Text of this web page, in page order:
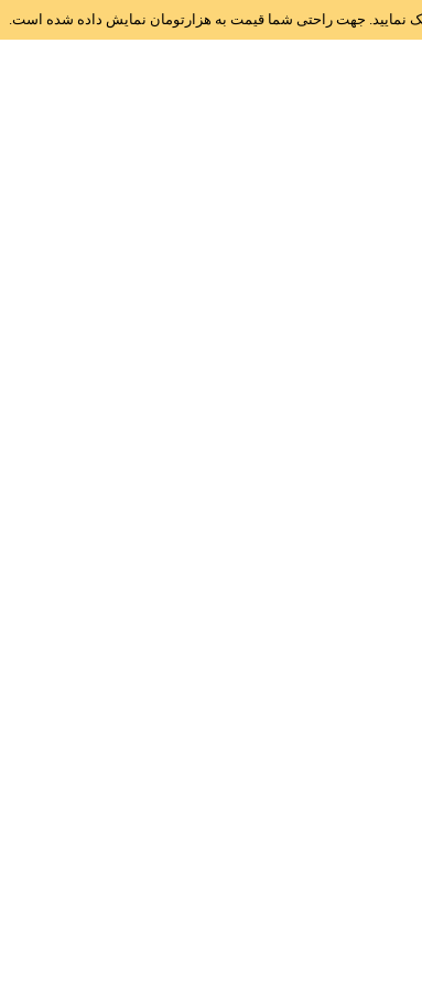
نمایید. جهت راحتی شما قیمت به هزارتومان نمایش داده شده است.